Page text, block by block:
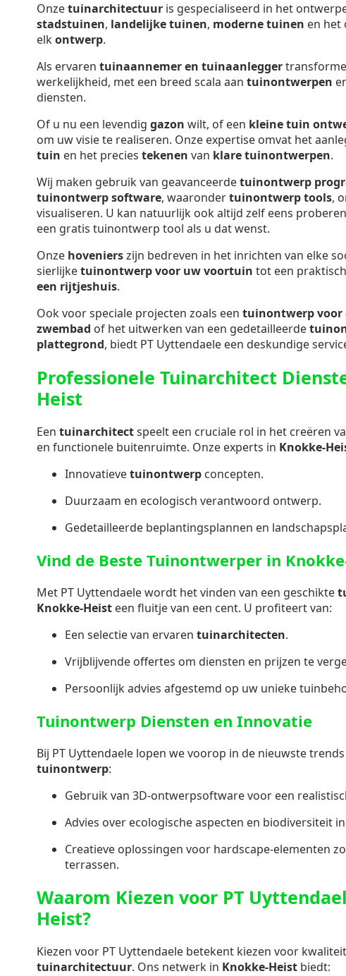
Onzetuinarchitectuur is gespecialiseerd in het
stadstuinen, landelijke tuinen, moderne tuinen en het
elkontwerp.
Als ervaren tuinaannemer en tuinaanlegger
werkelijkheid, met een breed scala aan tuinontwerpen
diensten.
Of u nu een levendig gazon wilt, of een kleine tuin
om uw visie te realiseren. Onze expertise omvat het
tuin en het precies tekenen van klare tuinontwerpen.
Wij maken gebruik van geavanceerdetuinontwerp
tuinontwerp software, waarondertuinontwerptools,
visualiseren. U kan natuurlijk ook altijd zelf eens
een gratis tuinontwerp tool als u dat wenst.
Onze hovenierszijn bedreven in het inrichten van elke
sierlijketuinontwerp voor uw voortuin tot een praktisch
een rijtjeshuis.
Ook voor speciale projecten zoals een tuinontwerp voor
zwembad of het uitwerken van een gedetailleerde
plattegrond, biedt PT Uyttendaele een deskundige
Professionele Tuinarchitect
Heist
Een tuinarchitectspeelt een cruciale rol in het creëren
en functionele buitenruimte. Onze experts in Knokke-
Innovatievetuinontwerp concepten.
Duurzaam en ecologisch verantwoord ontwerp.
Gedetailleerde beplantingsplannen en
Vind de Beste Tuinontwerper in
Met PT Uyttendaele wordt het vinden van een geschikte
Knokke-Heist een fluitje van een cent. U profiteert van:
Een selectie van ervaren tuinarchitecten.
Vrijblijvende offertes om diensten en prijzen te
Persoonlijk advies afgestemd op uw unieke
Tuinontwerp Diensten en Innovatie
Bij PT Uyttendaele lopen we voorop in de nieuwste
tuinontwerp:
Gebruik van 3D-ontwerpsoftware voor een
Advies over ecologische aspecten en biodiversiteit
Creatieve oplossingen voor hardscape-elementen
terrassen.
Waarom Kiezen voor PT
Heist?
Kiezen voor PT Uyttendaele betekent kiezen voor
tuinarchitectuur. Ons netwerk in Knokke-Heist biedt: